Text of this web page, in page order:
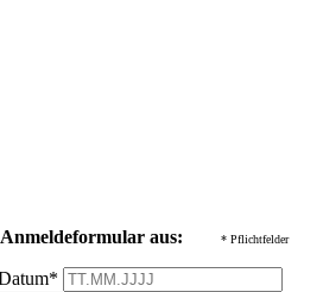
aus: * Pflichtfelder
*